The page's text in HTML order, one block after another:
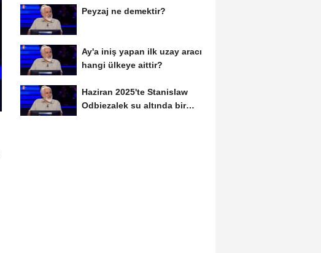
Peyzaj ne demektir?
Ay'a iniş yapan ilk uzay aracı
hangi ülkeye aittir?
Haziran 2025'te Stanislaw
Odbiezalek su altında bir